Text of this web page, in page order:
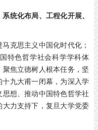
统化布局、工程化开展、
克思主义中国化时代化；
特色哲学社会科学学科体
焦立德树人根本任务，坚
十九大甫一闭幕，为深入学
想、推动中国特色哲学社
力支持下，复旦大学党委